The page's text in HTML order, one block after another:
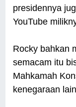
presidennya
YouTube
Rocky bahkan
semacam itu
Mahkamah
kenegaraan